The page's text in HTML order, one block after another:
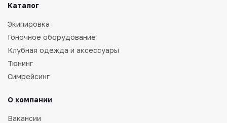
Каталог
Экипировка
Гоночное оборудование
Клубная одежда и аксессуары
Тюнинг
Симрейсинг
О компании
Вакансии